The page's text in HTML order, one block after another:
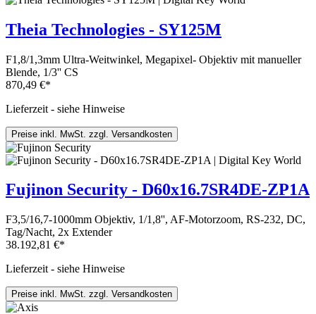
Theia Technologies - SY125M
F1,8/1,3mm Ultra-Weitwinkel, Megapixel- Objektiv mit manueller
Blende, 1/3'' CS
870,49 €*
Lieferzeit - siehe Hinweise
Preise inkl. MwSt. zzgl. Versandkosten
Fujinon Security - D60x16.7SR4DE-ZP1A
F3,5/16,7-1000mm Objektiv, 1/1,8'', AF-Motorzoom, RS-232, DC,
Tag/Nacht, 2x Extender
38.192,81 €*
Lieferzeit - siehe Hinweise
Preise inkl. MwSt. zzgl. Versandkosten